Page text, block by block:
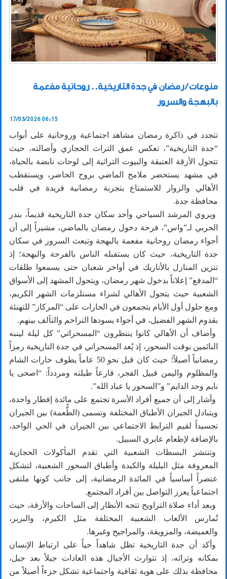
منوعات / رمضان في جدة التاريخية.. روحانية مفعمة
بالبهجة والسرور
17/03/2026 06:15
تتجدد في ذاكرة رمضان مشاهد اجتماعية وروحانية على أبواب
“جدة التاريخية”، تعكس عمق التراث الحجازي وأصالته، حيث
تتحول الأزقة العتيقة والبيوت التراثية إلى لوحات نابضة بالحياة،
في مشهد يستحضر ملامح الماضي بروح الحاضر، ويستقطب
الأهالي والزوار للاستمتاع بتجربة رمضانية فريدة في قلب
محافظة جدة.
ويروي المرشد السياحي وأحد سكان جدة التاريخية قديماً، بندر
الحربي لـ”واس”، فرحة دخول رمضان بالماضي، مشيراً إلى أن
أجواء رمضان روحانية مفعمة بالبهجة وتبعث السرور في سكان
جدة التاريخية، حيث كان يستقبله الناس بالفرحة والبهجة؛ إذ
تتزين المنازل بالأتاريك في أواخر شعبان حتى يسمعوا طلقات
“المدفع” إعلاناً بدخول شهر رمضان، ويتحول المشهد إلى الأسواق
الشعبية حيث يتجول الأهالي لشراء مستلزمات الشهر الكريم،
ومع حلول أول الأيام يتجمعون في الحارات على “المركاز” للتهنئة
بقدوم الشهر الفضيل، في أجواء يسودها التراحم والتآلف بينهم.
وأضاف أن الأهالي كانوا ينتظرون “المسحراتي” كل ليلة لينبه
النائمين بوقت السحور، إذ يُعد المسحراتي في جدة التاريخية رمزاً
رمضانياً أصيلاً؛ حيث كان قبل نحو 50 عاماً يطوف حارات الشام
والمظلوم واليمن قبيل الفجر، قارعاً طبلته ومردداً: “اصحى يا
نايم وحد الدايم” و”السحور يا عباد الله”.
وأشار إلى أن جميع أفراد الأسرة تجتمع على مائدة إفطار واحدة،
ويتبادل الجيران الأطباق المختلفة وتسمى (الطُّعمة) بين الجيران
تجسيداً لقيم الترابط الاجتماعي بين الجيران في الحي الواحد،
بالإضافة لإطعام عابري السبيل.
وتنتشر البسطات الشعبية التي تقدم المأكولات الحجازية
المعروفة مثل البليلة والكبدة وأطباق السحور الشعبية، لتشكل
عنصراً أساسياً في المائدة الرمضانية، إلى جانب كونها ملتقى
اجتماعياً يعزز التواصل بين أفراد المجتمع.
وبعد أداء صلاة التراويح تتجه الأنظار إلى الساحات والأزقة، حيث
تُمارس الألعاب الشعبية المختلفة مثل الكيرم، والبربر،
والغميضة، والمزويقة، والمراجيح وغيرها.
وأكد أن جدة التاريخية تظل شاهداً حياً على ارتباط الإنسان
بمكانه وتراثه، إذ تتوارث الأجيال هذه العادات جيلاً بعد جيل،
محافظة بذلك على هوية ثقافية واجتماعية تشكل جزءاً أصيلاً من